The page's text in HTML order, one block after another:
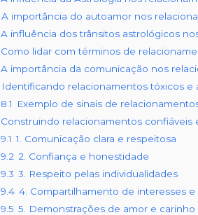
A importância do autoamor nos
A influência dos trânsitos astrológicos
Como lidar com términos de
A importância da comunicação nos
Identificando relacionamentos tóxicos e
8.1
Exemplo de sinais de
Construindo relacionamentos confiáveis
9.1 1. Comunicação clara e respeitosa
9.2 2. Confiança e honestidade
9.3 3. Respeito pelas individualidades
9.4 4. Compartilhamento de interesses
9.5 5. Demonstrações de amor e carinho